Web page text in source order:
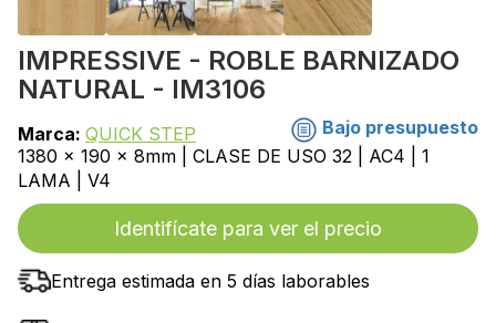
IMPRESSIVE - ROBLE BARNIZADO
NATURAL - IM3106
Marca: QUICK STEP
Bajo presupuesto
1380 x 190 x 8mm | CLASE DE USO 32 | AC4 | 1
LAMA | V4
Identifícate para ver el precio
Entrega estimada en 5 días laborables